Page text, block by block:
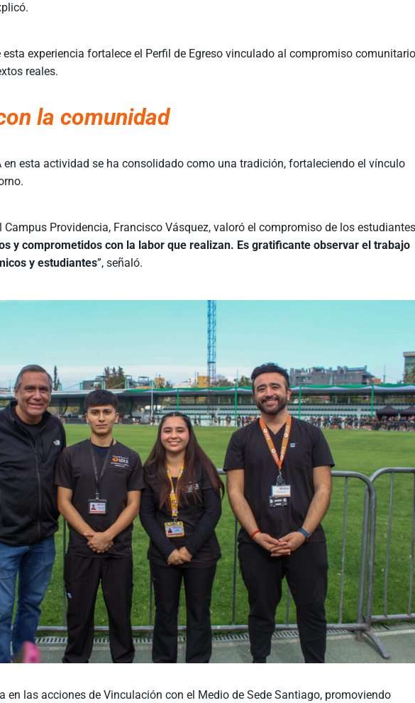
esta experiencia fortalece el Perfil de Egreso vinculado al compromiso
reales.
la comunidad
en esta actividad se ha consolidado como una tradición, fortaleciendo el vínculo
Campus Providencia, Francisco Vásquez, valoró el compromiso de los
y comprometidos con la labor que realizan. Es gratificante observar el trabajo
y estudiantes”, señaló.
en las acciones de Vinculación con el Medio de Sede Santiago, promoviendo